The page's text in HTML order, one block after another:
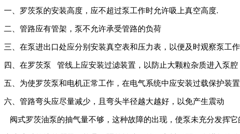
一、罗茨泵的安装高度，应不超过泵工作时允许吸上真空高度.
二、管路应有管架，泵不允许承受管路的负荷
三、在泵进出口处应分别安装真空表和压力表，以便及时观察泵工
四、在罗茨泵 管线上应安装过滤装置，以防止大颗粒杂质进入泵腔
五、为使罗茨泵和电机正常工作，在电气系统中应安装过载保护装置
六、管路弯头应尽量减少，且弯头半径越大越好，以免产生震动
阀式罗茨油泵的抽气量不够，这种故障的出现，使泵未充分发挥它